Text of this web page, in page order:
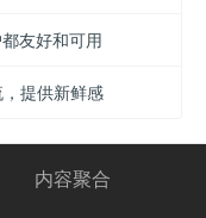
友好和可用
提供新鲜感
内容聚合